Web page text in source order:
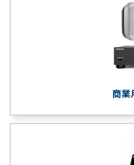
商業